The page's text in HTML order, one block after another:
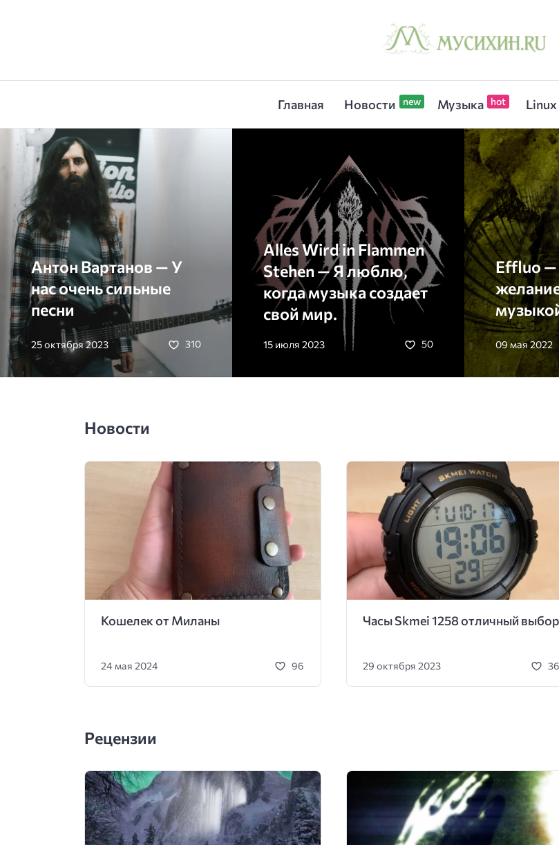
Главная Новости Музыка Linux
Антон Вартанов — У
нас очень сильные
песни
25 октября 2023 310
Alles Wird in Flammen
Stehen — Я люблю,
когда музыка создает
свой мир.
15 июля 2023 50
Effluo —
09 мая 2022
Новости
Кошелек от Миланы
24 мая 2024 96
Часы Skmei 1258 отличный выбор
29 октября 2023
Рецензии